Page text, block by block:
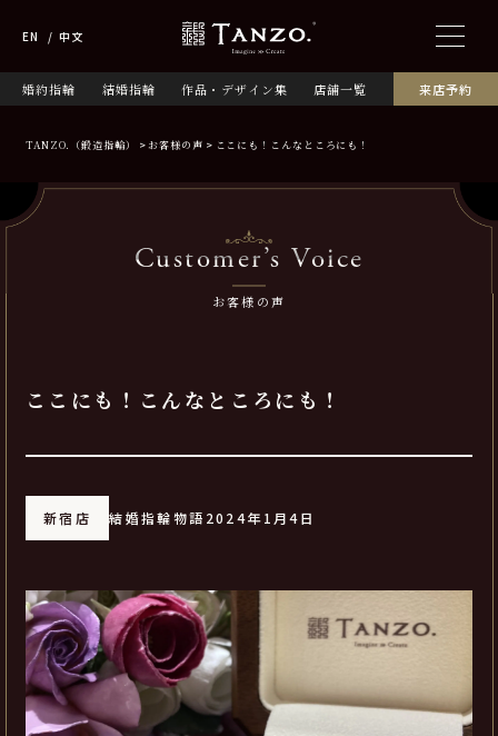
婚約指輪 結婚指輪 作品・デザイン集 店舗一覧 来店予約
EN 中文
TANZO.（鍛造指輪） お客様の声 ここにも！こんなところにも！
Customer’s Voice
お客様の声
ここにも！こんなところにも！
新宿店 結婚指輪物語 2024年1月4日